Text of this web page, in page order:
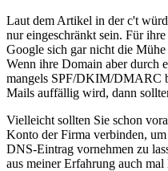
Laut dem Artikel in der c't
nur eingeschränkt sein. Für
Google sich gar nicht die
Wenn ihre Domain aber durch
mangels SPF/DKIM/DMARC
Mails auffällig wird, dann
Vielleicht sollten Sie schon
Konto der Firma verbinden,
DNS-Eintrag vornehmen zu
aus meiner Erfahrung auch mal